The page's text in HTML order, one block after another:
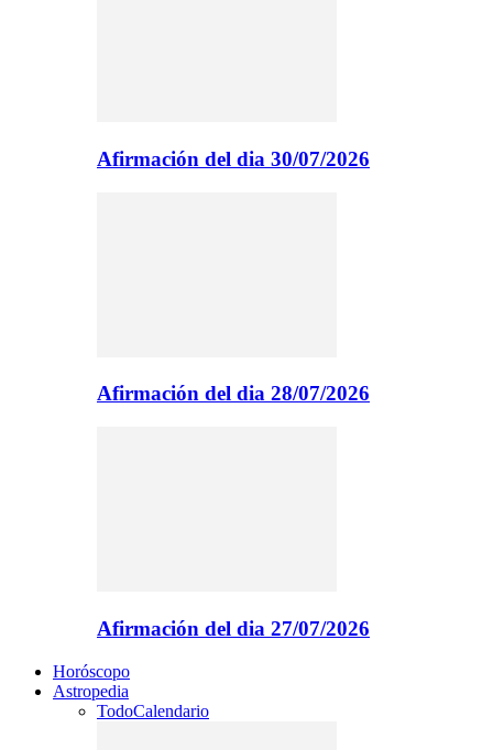
Afirmación del dia 30/07/2026
Afirmación del dia 28/07/2026
Afirmación del dia 27/07/2026
Horóscopo
Astropedia
TodoCalendario